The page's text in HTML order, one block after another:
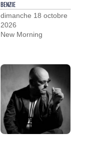
BENZIE
dimanche 18 octobre
2026
New Morning